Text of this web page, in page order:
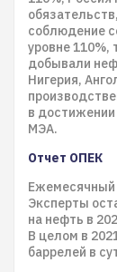
соблюдение
уровне 110%,
добывали
Нигерия,
в
МЭА.
Отчет ОПЕК
Ежемесячный
Эксперты
на нефть в
В целом в
баррелей в